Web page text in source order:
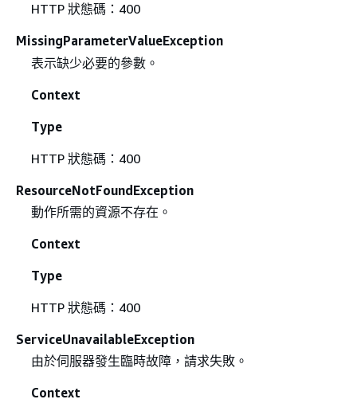
HTTP 狀態碼：400
MissingParameterValueException
表示缺少必要的參數。
Context
Type
HTTP 狀態碼：400
ResourceNotFoundException
動作所需的資源不存在。
Context
Type
HTTP 狀態碼：400
ServiceUnavailableException
由於伺服器發生臨時故障，請求失敗。
Context